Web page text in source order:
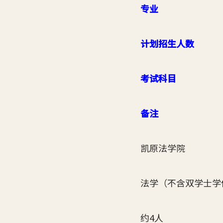
专业
计划招生人数
考试科目
备注
凯原法学院
法学（不含双学士
约4人